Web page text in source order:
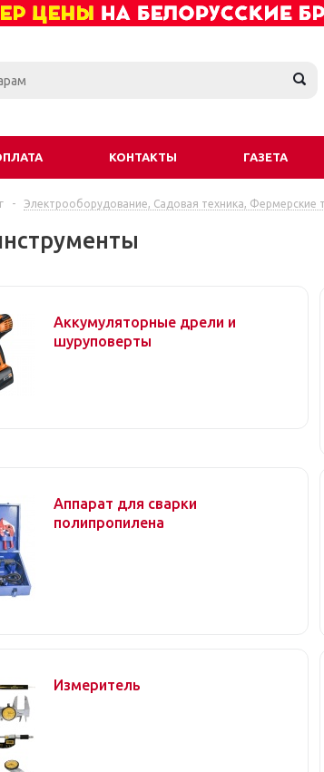
КОНТАКТЫ ГАЗЕТА
- Электрооборудование, Садовая техника, Фермерские
Аккумуляторные дрели и
шуруповерты
Аппарат для сварки
полипропилена
Измеритель